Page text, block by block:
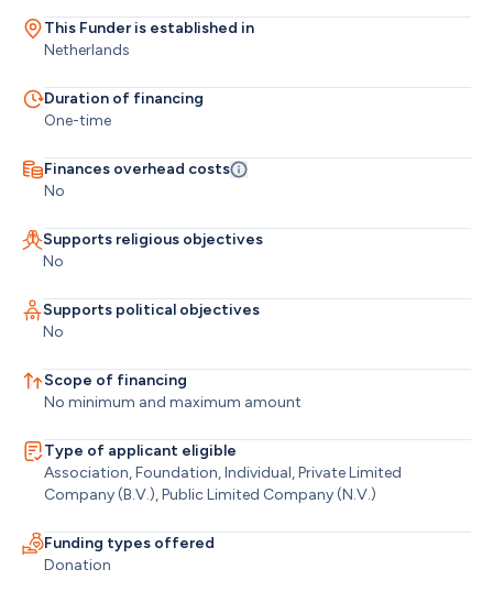
This Funder is established in
Netherlands
Duration of financing
One-time
Finances overhead costs
No
Supports religious objectives
No
Supports political objectives
No
Scope of financing
No minimum and maximum amount
Type of applicant eligible
Association, Foundation, Individual, Private Limited
Company (B.V.), Public Limited Company (N.V.)
Funding types offered
Donation